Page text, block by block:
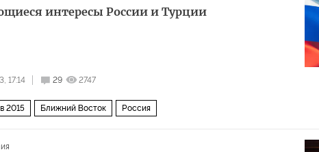
интересы России и Турции
17:14 29 2747
2015 Ближний Восток Россия